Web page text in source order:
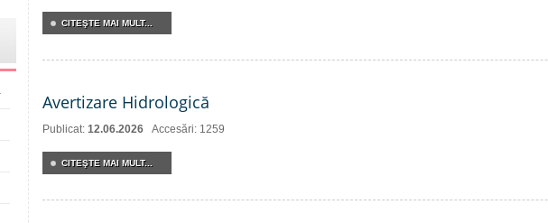
CITEŞTE MAI MULT...
Avertizare Hidrologică
Publicat: 12.06.2026 Accesări: 1259
CITEŞTE MAI MULT...